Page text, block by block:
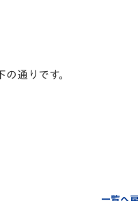
通りです。